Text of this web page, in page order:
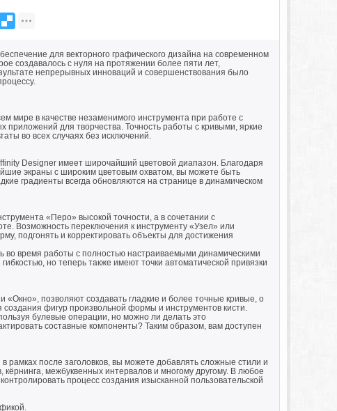
для векторного графического дизайна на современном
создавалось с нуля на протяжении более пяти лет,
непрерывных инноваций и совершенствования было
мире в качестве незаменимого инструмента при работе с
для творчества. Точность работы с кривыми, яркие
во всех случаях без исключений.
Designer имеет широчайший цветовой диапазон. Благодаря
экраны с широким цветовым охватом, вы можете быть
градиенты всегда обновляются на странице в динамическом
«Перо» высокой точности, а в сочетании с
Возможность переключения к инструменту «Узел» или
подгонять и корректировать объекты для достижения
во время работы с полностью настраиваемыми динамическими
но теперь также имеют точки автоматической привязки
позволяют создавать гладкие и более точные кривые, о
фигур произвольной формы и инструментов кисти.
булевые операции, но можно ли делать это
составные компоненты? Таким образом, вам доступен
рамках после заголовков, вы можете добавлять сложные стили и
межбуквенных интервалов и многому другому. В любое
процесс создания изысканной пользовательской